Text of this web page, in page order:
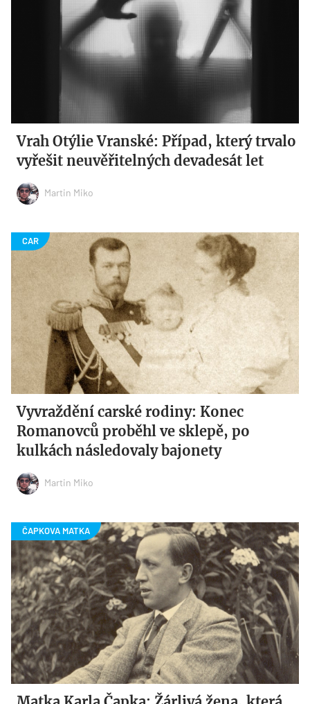
Vrah Otýlie Vranské: Případ, který trvalo
vyřešit neuvěřitelných devadesát let
Martin Miko
Vyvraždění carské rodiny: Konec
Romanovců proběhl ve sklepě, po
kulkách následovaly bajonety
Martin Miko